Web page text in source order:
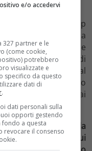
usano i videoclip
loro musica, cosa
sono dell’idea che
più importanti di
quando le offro al
un buon lavoro
non gliene sarò mai
quello della
una maniera in cui
e/o accedervi
partner e le
(come cookie,
potrebbero
visualizzate e
specifico da questo
dati di
.
dati personali sulla
opporti gestendo
fondo a questa
revocare il consenso